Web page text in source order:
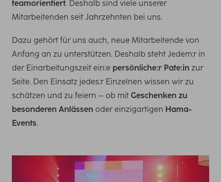
teamorientiert. Deshalb sind viele unserer
Mitarbeitenden seit Jahrzehnten bei uns.
Dazu gehört für uns auch, neue Mitarbeitende von
Anfang an zu unterstützen. Deshalb steht Jedem:r in
der Einarbeitungszeit ein:e persönliche:r Pate:in zur
Seite. Den Einsatz jedes:r Einzelnen wissen wir zu
schätzen und zu feiern – ob mit Geschenken zu
besonderen Anlässen oder einzigartigen Hama-
Events.